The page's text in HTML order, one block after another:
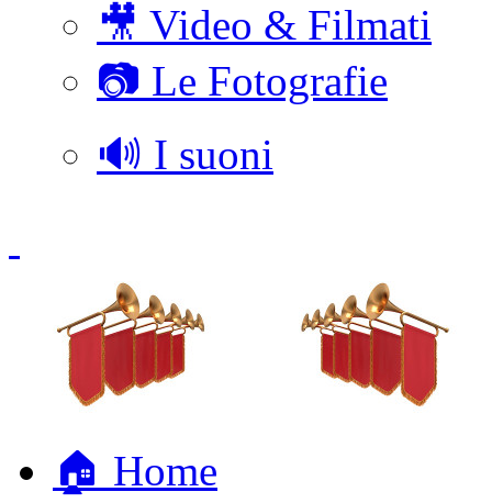
🎥 Video & Filmati
📷 Le Fotografie
🔊 I suoni
🏠 Home